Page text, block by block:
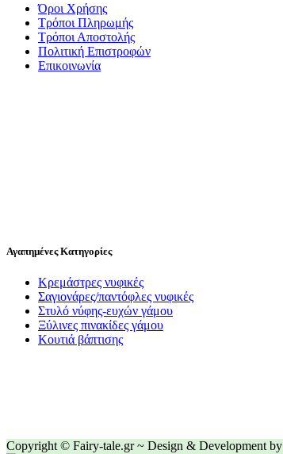
Όροι Χρήσης
Τρόποι Πληρωμής
Τρόποι Αποστολής
Πολιτική Επιστροφών
Επικοινωνία
Αγαπημένες Κατηγορίες
Κρεμάστρες νυφικές
Σαγιονάρες/παντόφλες νυφικές
Στυλό νύφης-ευχών γάμου
Ξύλινες πινακίδες γάμου
Κουτιά βάπτισης
Copyright © Fairy-tale.gr ~ Design & Development by